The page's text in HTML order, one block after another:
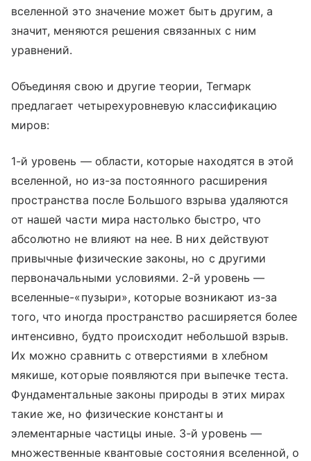
вселенной это значение может быть другим, а
значит, меняются решения связанных с ним
уравнений.
Объединяя свою и другие теории, Тегмарк
предлагает четырехуровневую классификацию
миров:
1-й уровень — области, которые находятся в этой
вселенной, но из-за постоянного расширения
пространства после Большого взрыва удаляются
от нашей части мира настолько быстро, что
абсолютно не влияют на нее. В них действуют
привычные физические законы, но с другими
первоначальными условиями. 2-й уровень —
вселенные-«пузыри», которые возникают из-за
того, что иногда пространство расширяется более
интенсивно, будто происходит небольшой взрыв.
Их можно сравнить с отверстиями в хлебном
мякише, которые появляются при выпечке теста.
Фундаментальные законы природы в этих мирах
такие же, но физические константы и
элементарные частицы иные. 3-й уровень —
множественные квантовые состояния вселенной, о